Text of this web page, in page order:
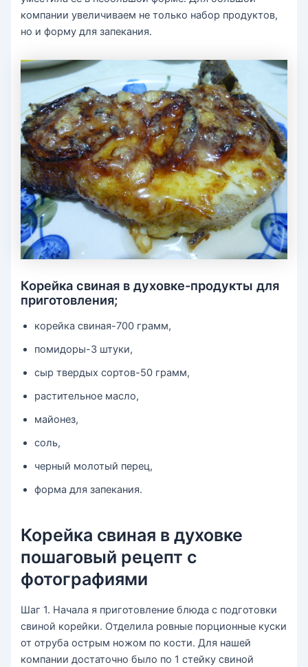
компании увеличиваем не только набор продуктов,
но и форму для запекания.
Корейка свиная в духовке-продукты для
приготовления;
корейка свиная-700 грамм,
помидоры-3 штуки,
сыр твердых сортов-50 грамм,
растительное масло,
майонез,
соль,
черный молотый перец,
форма для запекания.
Корейка свиная в духовке
пошаговый рецепт с
фотографиями
Шаг 1. Начала я приготовление блюда с подготовки
свиной корейки. Отделила ровные порционные куски
от отруба острым ножом по кости. Для нашей
компании достаточно было по 1 стейку свиной